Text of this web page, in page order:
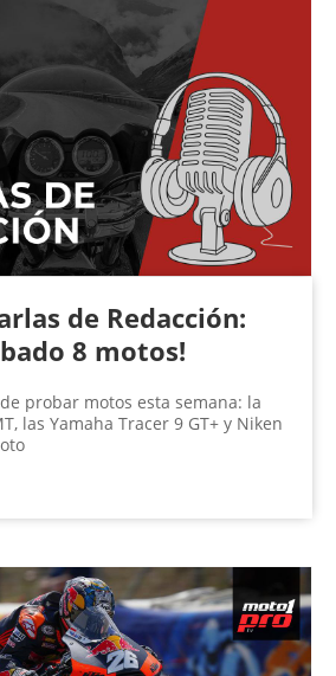
de Redacción:
8 motos!
probar motos esta semana: la
las Yamaha Tracer 9 GT+ y Niken